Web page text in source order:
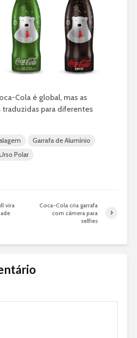
Cola é global, mas as
traduzidas para diferentes
Garrafa de Alumínio
Polar
vira
Coca-Cola cria garrafa
com câmera para
selfies